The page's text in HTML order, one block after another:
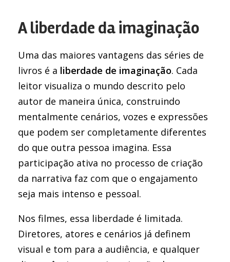
A liberdade da imaginação
Uma das maiores vantagens das séries de
livros é a liberdade de imaginação. Cada
leitor visualiza o mundo descrito pelo
autor de maneira única, construindo
mentalmente cenários, vozes e expressões
que podem ser completamente diferentes
do que outra pessoa imagina. Essa
participação ativa no processo de criação
da narrativa faz com que o engajamento
seja mais intenso e pessoal.
Nos filmes, essa liberdade é limitada.
Diretores, atores e cenários já definem
visual e tom para a audiência, e qualquer